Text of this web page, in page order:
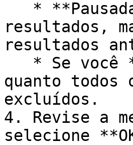
resultados,
resultados
quanto todos
excluídos.
4. Revise a
selecione